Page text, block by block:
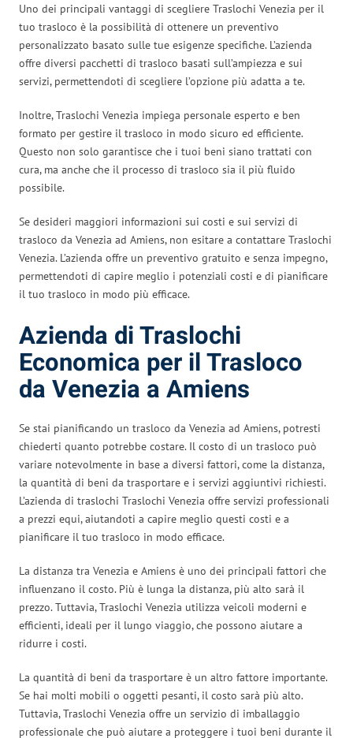
Uno dei principali vantaggi di scegliere Traslochi Venezia per il
tuo trasloco è la possibilità di ottenere un preventivo
personalizzato basato sulle tue esigenze specifiche. L’azienda
offre diversi pacchetti di trasloco basati sull’ampiezza e sui
servizi, permettendoti di scegliere l’opzione più adatta a te.
Inoltre, Traslochi Venezia impiega personale esperto e ben
formato per gestire il trasloco in modo sicuro ed efficiente.
Questo non solo garantisce che i tuoi beni siano trattati con
cura, ma anche che il processo di trasloco sia il più fluido
possibile.
Se desideri maggiori informazioni sui costi e sui servizi di
trasloco da Venezia ad Amiens, non esitare a contattare Traslochi
Venezia. L’azienda offre un preventivo gratuito e senza impegno,
permettendoti di capire meglio i potenziali costi e di pianificare
il tuo trasloco in modo più efficace.
Azienda di Traslochi
Economica per il Trasloco
da Venezia a Amiens
Se stai pianificando un trasloco da Venezia ad Amiens, potresti
chiederti quanto potrebbe costare. Il costo di un trasloco può
variare notevolmente in base a diversi fattori, come la distanza,
la quantità di beni da trasportare e i servizi aggiuntivi richiesti.
L’azienda di traslochi Traslochi Venezia offre servizi professionali
a prezzi equi, aiutandoti a capire meglio questi costi e a
pianificare il tuo trasloco in modo efficace.
La distanza tra Venezia e Amiens è uno dei principali fattori che
influenzano il costo. Più è lunga la distanza, più alto sarà il
prezzo. Tuttavia, Traslochi Venezia utilizza veicoli moderni e
efficienti, ideali per il lungo viaggio, che possono aiutare a
ridurre i costi.
La quantità di beni da trasportare è un altro fattore importante.
Se hai molti mobili o oggetti pesanti, il costo sarà più alto.
Tuttavia, Traslochi Venezia offre un servizio di imballaggio
professionale che può aiutare a proteggere i tuoi beni durante il